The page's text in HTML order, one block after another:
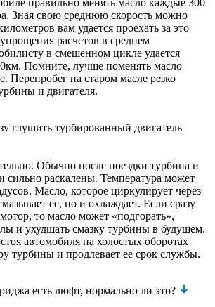
правильно менять масло каждые 300
Зная свою среднюю скорость можно
вам удается проехать за это
расчетов в среднем
в смешенном цикле удается
Помните, лучше поменять масло
Перепробег на старом масле резко
и двигателя.
глушить турбированный двигатель
Обычно после поездки турбина и
сильно раскалены. Температура может
Масло, которое циркулирует через
ее, но и охлаждает. Если сразу
то масло может «подгорать»,
и ухудшать смазку турбины в будущем.
автомобиля на холостых оборотах
турбины и продлевает ее срок службы.
есть люфт, нормально ли это?